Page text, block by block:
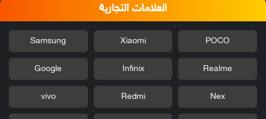
العلامات التجارية
POCO
Xiaomi
Samsung
Realme
Infinix
Google
Nex
Redmi
vivo